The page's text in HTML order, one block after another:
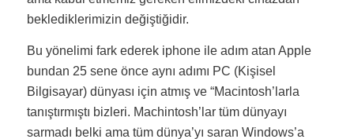
beklediklerimizin değiştiğidir.
Bu yönelimi fark ederek iphone ile adım atan Apple
bundan 25 sene önce aynı adımı PC (Kişisel
Bilgisayar) dünyası için atmış ve “Macintosh’larla
tanıştırmıştı bizleri. Machintosh’lar tüm dünyayı
sarmadı belki ama tüm dünya’yı saran Windows’a